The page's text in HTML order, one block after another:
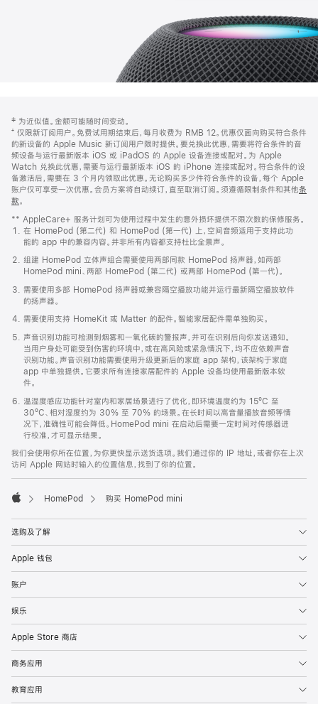
页
页
脚
注
‡ 为近似值。金额可能随时间变动。
⁺ 仅限新订阅用户。免费试用期结束后，每月收费为 RMB 12。优惠仅面向购买符合条件
的新设备的 Apple Music 新订阅用户限时提供。要兑换此优惠，需要将符合条件的音
频设备与运行最新版本 iOS 或 iPadOS 的 Apple 设备连接或配对。为 Apple
Watch 兑换此优惠，需要与运行最新版本 iOS 的 iPhone 连接或配对。符合条件的设
备激活后，需要在 3 个月内领取此优惠。无论购买多少件符合条件的设备，每个 Apple
账户仅可享受一次优惠。会员方案将自动续订，直至取消订阅。须遵循限制条件和其他条
款。
窗
口
中
打
开)
** AppleCare+ 服务计划可为使用过程中发生的意外损坏提供不限次数的保修服务。
在 HomePod (第二代) 和 HomePod (第一代) 上，空间音频适用于支持此功
能的 app 中的兼容内容。并非所有内容都支持杜比全景声。
组建 HomePod 立体声组合需要使用两部同款 HomePod 扬声器，如两部
HomePod mini、两部 HomePod (第二代) 或两部 HomePod (第一代)。
需要使用多部 HomePod 扬声器或兼容隔空播放功能并运行最新隔空播放软件
的扬声器。
需要使用支持 HomeKit 或 Matter 的配件。智能家居配件需单独购买。
声音识别功能可检测到烟雾和一氧化碳的警报声，并可在识别后向你发送通知。
当用户身处可能受到伤害的环境中，或在高风险或紧急情况下，均不应依赖声音
识别功能。声音识别功能需要使用升级更新后的家庭 app 架构，该架构于家庭
app 中单独提供。它要求所有连接家居配件的 Apple 设备均使用最新版本软
件。
温湿度感应功能针对室内和家居场景进行了优化，即环境温度约为 15ºC 至
30ºC、相对湿度约为 30% 至 70% 的场景。在长时间以高音量播放音频等情
况下，准确性可能会降低。HomePod mini 在启动后需要一定时间对传感器进
行校准，才可显示结果。
我们会使用你所在位置，为你更快显示送货选项。我们通过你的 IP 地址，或者你在上次
访问 Apple 网站时输入的位置信息，找到了你的位置。
HomePod 购买 HomePod mini
选购及了解
Apple 钱包
账户
娱乐
Apple Store 商店
商务应用
教育应用